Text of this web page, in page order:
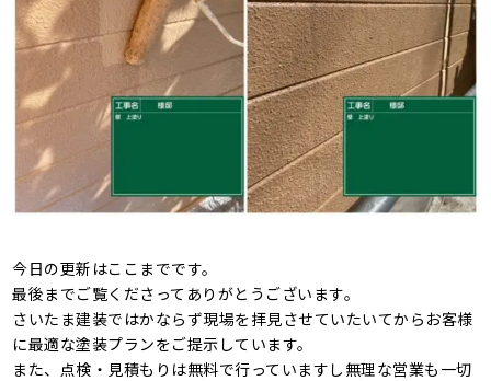
今日の更新はここまでです。
最後までご覧くださってありがとうございます。
さいたま建装ではかならず現場を拝見させていたいてからお客様
に最適な塗装プランをご提示しています。
また、点検・見積もりは無料で行っていますし無理な営業も一切